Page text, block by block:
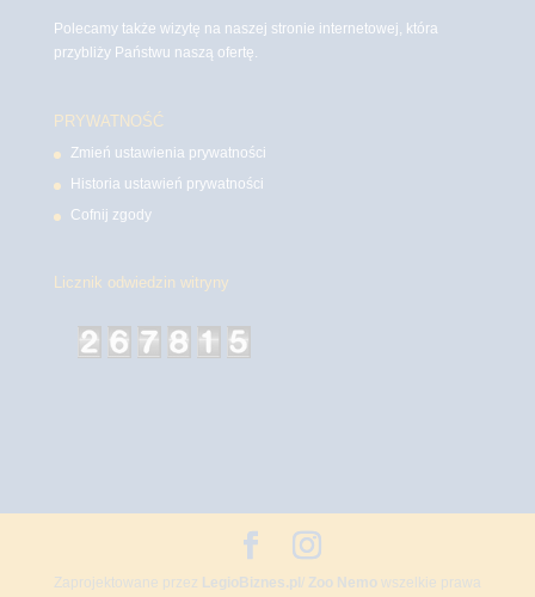
Polecamy także wizytę na naszej stronie internetowej, która
przybliży Państwu naszą ofertę.
PRYWATNOŚĆ
Zmień ustawienia prywatności
Historia ustawień prywatności
Cofnij zgody
Licznik odwiedzin witryny
Zaprojektowane przez LegioBiznes.pl / Zoo Nemowszelkie prawa